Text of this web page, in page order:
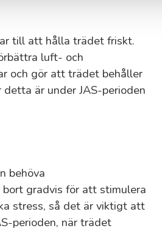
till att hålla trädet friskt.
luft- och
och gör att trädet behåller
är under JAS-perioden
behöva
gradvis för att stimulera
stress, så det är viktigt att
perioden, när trädet